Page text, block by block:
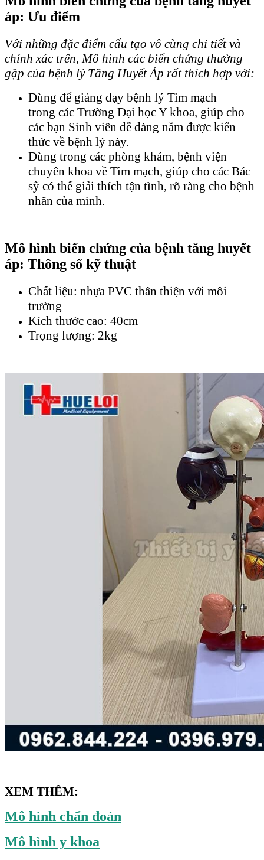
áp: Ưu điểm
Với những đặc điểm cấu tạo vô cùng chi tiết và
chính xác trên, Mô hình các biến chứng thường
gặp của bệnh lý Tăng Huyết Áp rất thích hợp với:
Dùng để giảng dạy bệnh lý Tim mạch
trong các Trường Đại học Y khoa, giúp cho
các bạn Sinh viên dễ dàng nắm được kiến
thức về bệnh lý này.
Dùng trong các phòng khám, bệnh viện
chuyên khoa về Tim mạch, giúp cho các Bác
sỹ có thể giải thích tận tình, rõ ràng cho bệnh
nhân của mình.
Mô hình biến chứng của bệnh tăng huyết
áp: Thông số kỹ thuật
Chất liệu: nhựa PVC thân thiện với môi
trường
Kích thước cao: 40cm
Trọng lượng: 2kg
XEM THÊM:
Mô hình chẩn đoán
Mô hình y khoa